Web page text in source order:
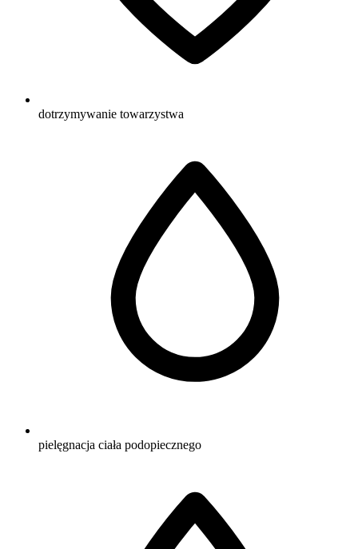
dotrzymywanie towarzystwa
pielęgnacja ciała podopiecznego